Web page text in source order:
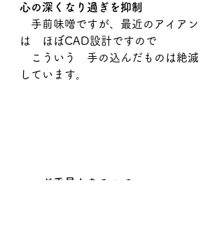
心の深くなり過ぎを抑制
手前味噌ですが、最近のアイアン
は　ほぼCAD設計ですので
こういう　手の込んだものは絶滅
しています。
ヘッド重量もあるので